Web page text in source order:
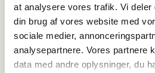
at analysere vores trafik. Vi deler
din brug af vores website med
sociale medier,
analysepartnere. Vores partnere
data med andre oplysninger, du